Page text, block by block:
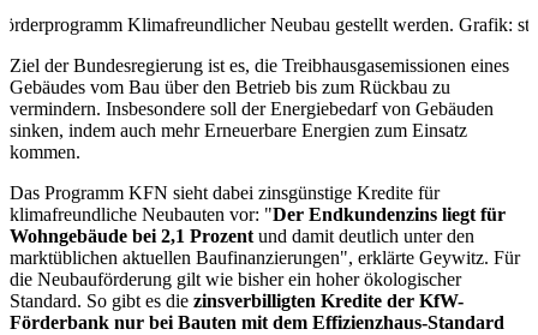
Klimafreundlicher Neubau gestellt werden. Grafik:
Ziel der Bundesregierung ist es, die Treibhausgasemissionen eines
Gebäudes vom Bau über den Betrieb bis zum Rückbau zu
vermindern. Insbesondere soll der Energiebedarf von Gebäuden
sinken, indem auch mehr Erneuerbare Energien zum Einsatz
kommen.
Das Programm KFN sieht dabei zinsgünstige Kredite für
klimafreundliche Neubauten vor: "Der Endkundenzins liegt für
Wohngebäude bei 2,1 Prozent und damit deutlich unter den
marktüblichen aktuellen Baufinanzierungen", erklärte Geywitz. Für
die Neubauförderung gilt wie bisher ein hoher ökologischer
Standard. So gibt es die zinsverbilligten Kredite der KfW-
Förderbank nur bei Bauten mit dem Effizienzhaus-Standard